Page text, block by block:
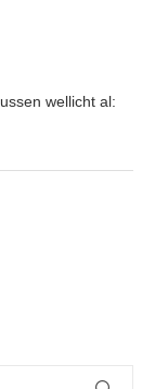
wellicht al: